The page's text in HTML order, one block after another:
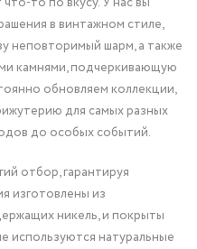
в винтажном стиле,
неповторимый шарм, а также
камнями, подчеркивающую
обновляем коллекции,
для самых разных
до особых событий.
отбор, гарантируя
изготовлены из
никель, и покрыты
используются натуральные